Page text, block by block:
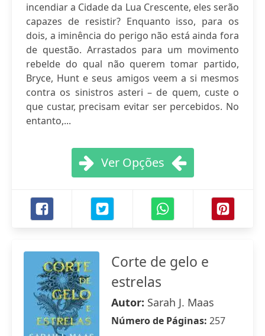
incendiar a Cidade da Lua Crescente, eles serão
capazes de resistir? Enquanto isso, para os
dois, a iminência do perigo não está ainda fora
de questão. Arrastados para um movimento
rebelde do qual não querem tomar partido,
Bryce, Hunt e seus amigos veem a si mesmos
contra os sinistros asteri – de quem, custe o
que custar, precisam evitar ser percebidos. No
entanto,...
Ver Opções
Corte de gelo e
estrelas
Autor: Sarah J. Maas
Número de Páginas: 257